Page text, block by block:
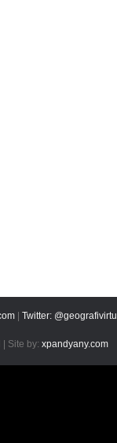
Twitter:
Site by: xpandyany.com